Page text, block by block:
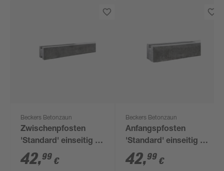
Beckers Betonzaun
Zwischenpfosten
'Standard' einseitig 11
x 11 x 248 cm grau
42,99 €
Beckers Betonzaun
Anfangspfosten
'Standard' einseitig 11
x 11 x 248 cm grau
42,99 €